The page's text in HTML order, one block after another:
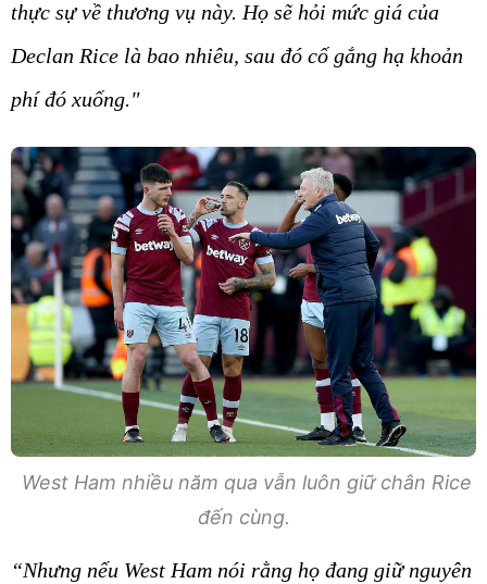
thực sự về thương vụ này. Họ sẽ hỏi mức giá của
Declan Rice là bao nhiêu, sau đó cố gắng hạ khoản
phí đó xuống."
West Ham nhiều năm qua vẫn luôn giữ chân Rice
đến cùng.
“Nhưng nếu West Ham nói rằng họ đang giữ nguyên